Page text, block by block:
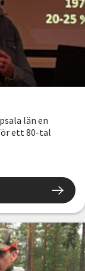
län en
ett 80-tal